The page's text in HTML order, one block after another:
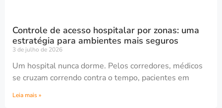
Controle de acesso hospitalar por zonas: uma
estratégia para ambientes mais seguros
3 de julho de 2026
Um hospital nunca dorme. Pelos corredores, médicos
se cruzam correndo contra o tempo, pacientes em
Leia mais »